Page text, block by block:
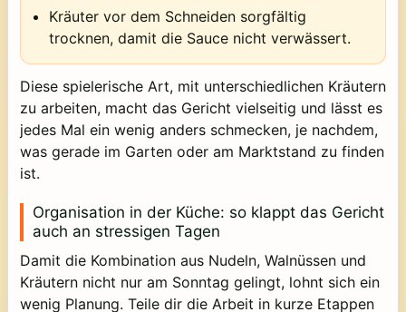
Kräuter vor dem Schneiden sorgfältig
trocknen, damit die Sauce nicht verwässert.
Diese spielerische Art, mit unterschiedlichen Kräutern
zu arbeiten, macht das Gericht vielseitig und lässt es
jedes Mal ein wenig anders schmecken, je nachdem,
was gerade im Garten oder am Marktstand zu finden
ist.
Organisation in der Küche: so klappt das Gericht
auch an stressigen Tagen
Damit die Kombination aus Nudeln, Walnüssen und
Kräutern nicht nur am Sonntag gelingt, lohnt sich ein
wenig Planung. Teile dir die Arbeit in kurze Etappen